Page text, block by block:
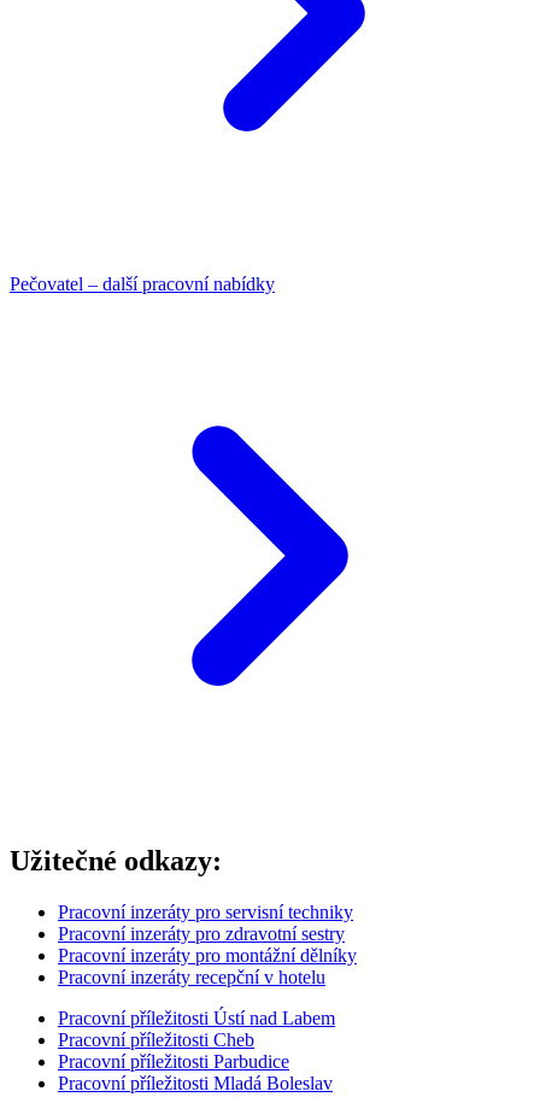
Pečovatel – další pracovní nabídky
Užitečné odkazy:
Pracovní inzeráty pro servisní techniky
Pracovní inzeráty pro zdravotní sestry
Pracovní inzeráty pro montážní dělníky
Pracovní inzeráty recepční v hotelu
Pracovní příležitosti Ústí nad Labem
Pracovní příležitosti Cheb
Pracovní příležitosti Parbudice
Pracovní příležitosti Mladá Boleslav